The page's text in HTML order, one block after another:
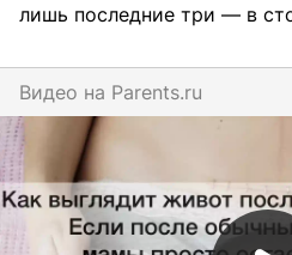
лишь последние три — в
Видео на parents.ru